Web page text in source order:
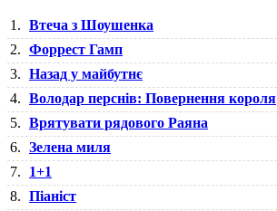
1. Втеча з Шоушенка
2. Форрест Гамп
3. Назад у майбутнє
4. Володар перснів: Повернення короля
5. Врятувати рядового Раяна
6. Зелена миля
7.
1+1
8. Піаніст